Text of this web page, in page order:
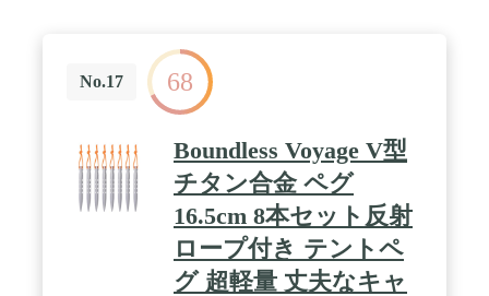
No.17 68
Boundless Voyage V型
チタン合金 ペグ
16.5cm 8本セット反射
ロープ付き テントペ
グ 超軽量 丈夫なキャ